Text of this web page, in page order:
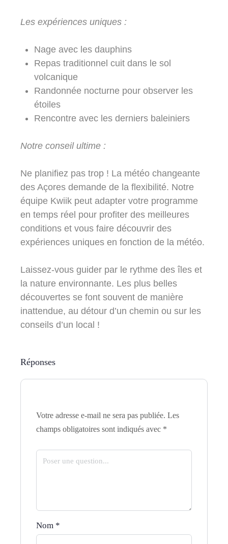
Les expériences uniques :
Nage avec les dauphins
Repas traditionnel cuit dans le sol
volcanique
Randonnée nocturne pour observer les
étoiles
Rencontre avec les derniers baleiniers
Notre conseil ultime :
Ne planifiez pas trop ! La météo changeante
des Açores demande de la flexibilité. Notre
équipe Kwiik peut adapter votre programme
en temps réel pour profiter des meilleures
conditions et vous faire découvrir des
expériences uniques en fonction de la météo.
Laissez-vous guider par le rythme des îles et
la nature environnante. Les plus belles
découvertes se font souvent de manière
inattendue, au détour d’un chemin ou sur les
conseils d’un local !
Réponses
Votre adresse e-mail ne sera pas publiée. Les
champs obligatoires sont indiqués avec *
Nom *